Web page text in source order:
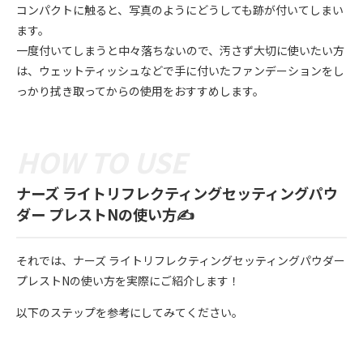
コンパクトに触ると、写真のようにどうしても跡が付いてしまい
ます。
一度付いてしまうと中々落ちないので、汚さず大切に使いたい方
は、ウェットティッシュなどで手に付いたファンデーションをし
っかり拭き取ってからの使用をおすすめします。
ナーズ ライトリフレクティングセッティングパウ
ダー プレストNの使い方✍️
それでは、ナーズ ライトリフレクティングセッティングパウダー
プレストNの使い方を実際にご紹介します！
以下のステップを参考にしてみてください。